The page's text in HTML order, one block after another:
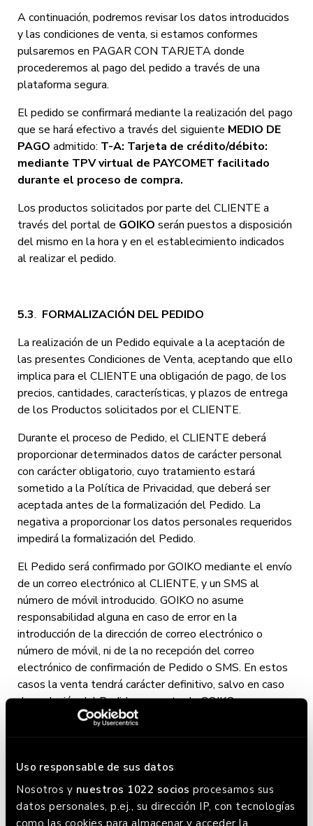
Uso responsable de sus datos
Nosotros y nuestros 1022 socios procesamos sus
datos personales, p.ej., su dirección IP, con tecnologías
como las cookies para almacenar y acceder la
A continuación, podremos revisar los datos introducidos
y las condiciones de venta, si estamos conformes
pulsaremos en PAGAR CON TARJETA donde
procederemos al pago del pedido a través de una
plataforma segura.
El pedido se confirmará mediante la realización del pago
que se hará efectivo a través del siguiente MEDIO DE
PAGO admitido: T-A: Tarjeta de crédito/débito:
mediante TPV virtual de PAYCOMET facilitado
durante el proceso de compra.
Los productos solicitados por parte del CLIENTE a
través del portal de GOIKO serán puestos a disposición
del mismo en la hora y en el establecimiento indicados
al realizar el pedido.
5.3. FORMALIZACIÓN DEL PEDIDO
La realización de un Pedido equivale a la aceptación de
las presentes Condiciones de Venta, aceptando que ello
implica para el CLIENTE una obligación de pago, de los
precios, cantidades, características, y plazos de entrega
de los Productos solicitados por el CLIENTE.
Durante el proceso de Pedido, el CLIENTE deberá
proporcionar determinados datos de carácter personal
con carácter obligatorio, cuyo tratamiento estará
sometido a la Política de Privacidad, que deberá ser
aceptada antes de la formalización del Pedido. La
negativa a proporcionar los datos personales requeridos
impedirá la formalización del Pedido.
El Pedido será confirmado por GOIKO mediante el envío
de un correo electrónico al CLIENTE, y un SMS al
número de móvil introducido. GOIKO no asume
responsabilidad alguna en caso de error en la
introducción de la dirección de correo electrónico o
número de móvil, ni de la no recepción del correo
electrónico de confirmación de Pedido o SMS. En estos
casos la venta tendrá carácter definitivo, salvo en caso
de anulación del Pedido por parte de GOIKO,
especialmente en el supuesto de falta de disponibilidad
GOIKO estará autorizada para cobrar la integridad del
del correo electrónico informando al CLIENTE de la
confirmación de su Pedido, con indicación del plazo